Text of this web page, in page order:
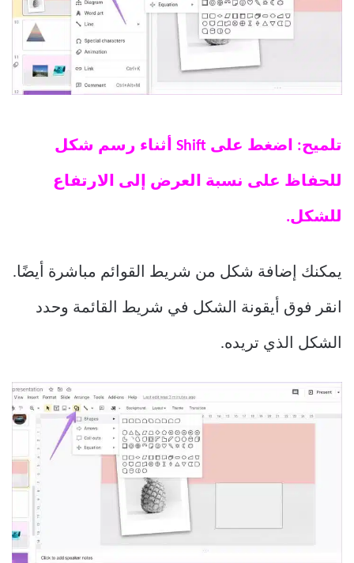
تلميح: اضغط على Shift أثناء رسم شكل
للحفاظ على نسبة العرض إلى الارتفاع
للشكل.
يمكنك إضافة شكل من شريط القوائم مباشرة أيضًا.
انقر فوق أيقونة الشكل في شريط القائمة وحدد
الشكل الذي تريده.